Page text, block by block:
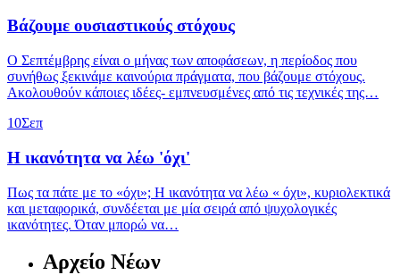
Βάζουμε ουσιαστικούς στόχους
Ο Σεπτέμβρης είναι ο μήνας των αποφάσεων, η περίοδος που
συνήθως ξεκινάμε καινούρια πράγματα, που βάζουμε στόχους.
Ακολουθούν κάποιες ιδέες- εμπνευσμένες από τις τεχνικές της…
10Σεπ
Η ικανότητα να λέω 'όχι'
Πως τα πάτε με το «όχι»; Η ικανότητα να λέω « όχι», κυριολεκτικά
και μεταφορικά, συνδέεται με μία σειρά από ψυχολογικές
ικανότητες. Όταν μπορώ να…
Αρχείο Νέων